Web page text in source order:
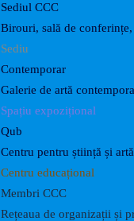
Sediul CCC
Birouri, sală de
Sediu
Contemporar
Galerie de artă
Spațiu expozițional
Qub
Centru pentru știință și
Centru educațional
Membri CCC
Rețeaua de organizații și